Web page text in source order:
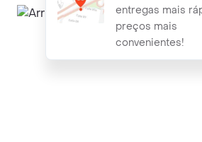
entregas mais
preços mais
convenientes!